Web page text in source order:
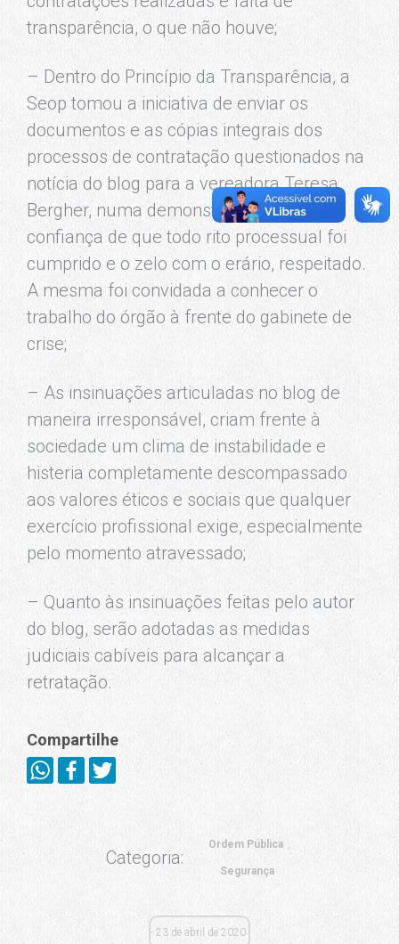
transparência, o que não houve;
– Dentro do Princípio da Transparência, a
Seop tomou a iniciativa de enviar os
documentos e as cópias integrais dos
processos de contratação questionados na
notícia do blog para a vereadora Teresa
Bergher, numa demonstração de total
confiança de que todo rito processual foi
cumprido e o zelo com o erário, respeitado.
A mesma foi convidada a conhecer o
trabalho do órgão à frente do gabinete de
crise;
– As insinuações articuladas no blog de
maneira irresponsável, criam frente à
sociedade um clima de instabilidade e
histeria completamente descompassado
aos valores éticos e sociais que qualquer
exercício profissional exige, especialmente
pelo momento atravessado;
– Quanto às insinuações feitas pelo autor
do blog, serão adotadas as medidas
judiciais cabíveis para alcançar a
retratação.
Compartilhe
Categoria:
Ordem Pública
Segurança
23 de abril de 2020